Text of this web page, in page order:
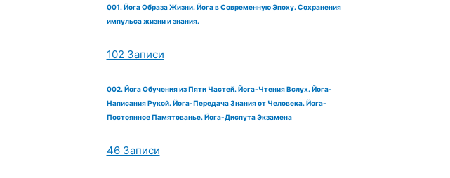
001. Йога Образа Жизни. Йога в Современную Эпоху. Сохранения
импульса жизни и знания.
102 Записи
002. Йога Обучения из Пяти Частей. Йога-Чтения Вслух. Йога-
Написания Рукой. Йога-Передача Знания от Человека. Йога-
Постоянное Памятованье. Йога-Диспута Экзамена
46 Записи